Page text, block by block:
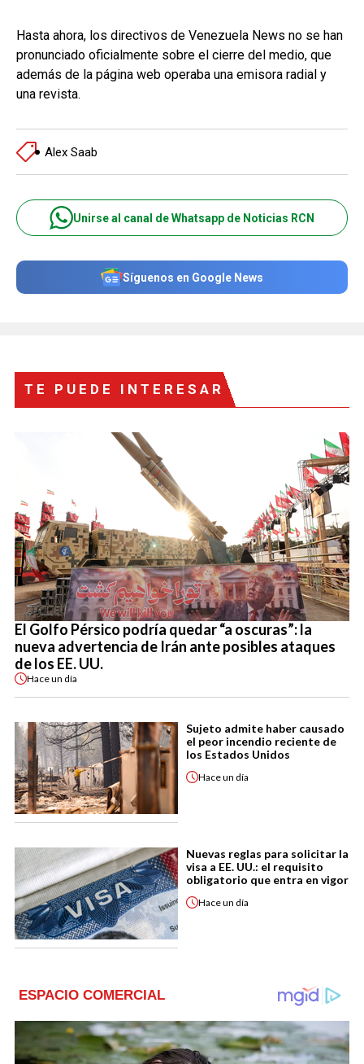
Hasta ahora, los directivos de Venezuela News no se han
pronunciado oficialmente sobre el cierre del medio, que
además de la página web operaba una emisora radial y
una revista.
Alex Saab
Unirse al canal de Whatsapp de Noticias RCN
Síguenos en Google News
TE PUEDE INTERESAR
El Golfo Pérsico podría quedar “a oscuras”: la
nueva advertencia de Irán ante posibles ataques
de los EE. UU.
Haceun día
Sujeto admite haber causado
el peor incendio reciente de
los Estados Unidos
Haceun día
Nuevas reglas para solicitar la
visa a EE. UU.: el requisito
obligatorio que entra en vigor
Haceun día